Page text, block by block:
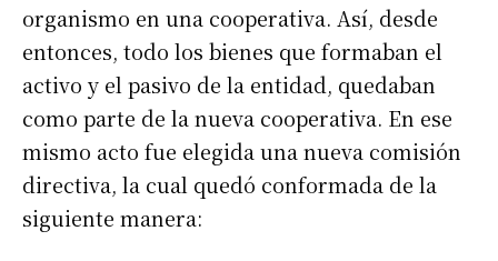
organismo en una cooperativa. Así, desde
entonces, todo los bienes que formaban el
activo y el pasivo de la entidad, quedaban
como parte de la nueva cooperativa. En ese
mismo acto fue elegida una nueva comisión
directiva, la cual quedó conformada de la
siguiente manera: